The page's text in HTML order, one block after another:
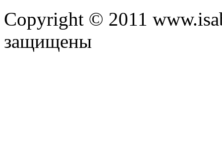
Copyright © 2011
защищены